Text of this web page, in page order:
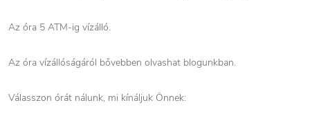
Az óra 5 ATM-ig vízálló.
Az óra vízállóságáról bővebben olvashat blogunkban.
Válasszon órát nálunk, mi kínáljuk Önnek: